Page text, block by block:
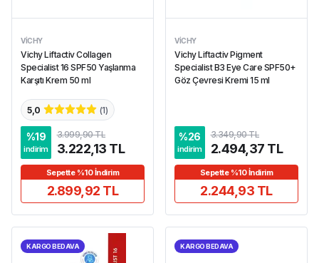
VICHY
Vichy Liftactiv Collagen
Specialist 16 SPF50 Yaşlanma
Karşıtı Krem 50 ml
5,0 (1)
%19
indirim
3.999,90 TL
3.222,13 TL
Sepette %10 İndirim
2.899,92 TL
VICHY
Vichy Liftactiv Pigment
Specialist B3 Eye Care SPF50+
Göz Çevresi Kremi 15 ml
%26
indirim
3.349,90 TL
2.494,37 TL
Sepette %10 İndirim
2.244,93 TL
KARGO BEDAVA KARGO BEDAVA